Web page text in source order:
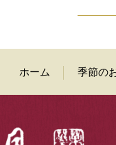
ホーム 季節の